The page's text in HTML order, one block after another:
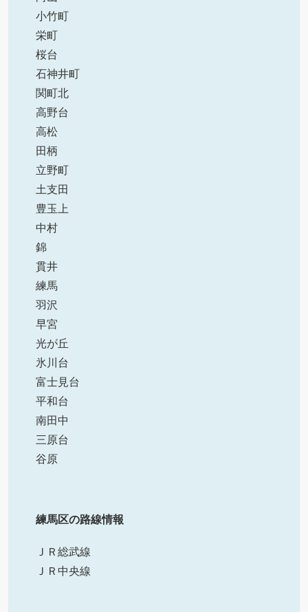
小竹町
栄町
桜台
石神井町
関町北
高野台
高松
田柄
立野町
土支田
豊玉上
中村
錦
貫井
練馬
羽沢
早宮
光が丘
氷川台
富士見台
平和台
南田中
三原台
谷原
練馬区の路線情報
ＪＲ総武線
ＪＲ中央線